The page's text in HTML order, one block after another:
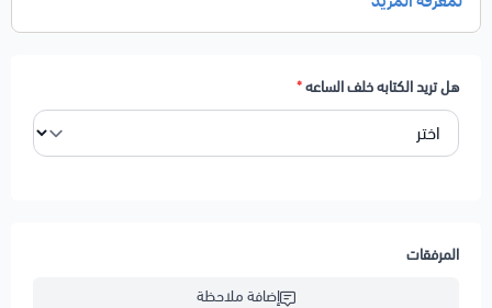
هل تريد الكتابه خلف الساعه*
المرفقات
إضافة ملاحظة